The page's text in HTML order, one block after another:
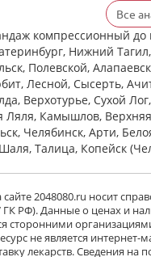
Все
компрессионный до
Нижний
Полевской,
Лесной, Сысерть,
Верхотурье, Сухой
Ляля, Камышлов,
Челябинск, Арти,
Талица, Копейск
2048080.ru носит
ГК РФ). Данные о ценах и
сторонними
не является
лекарств. Сведения на